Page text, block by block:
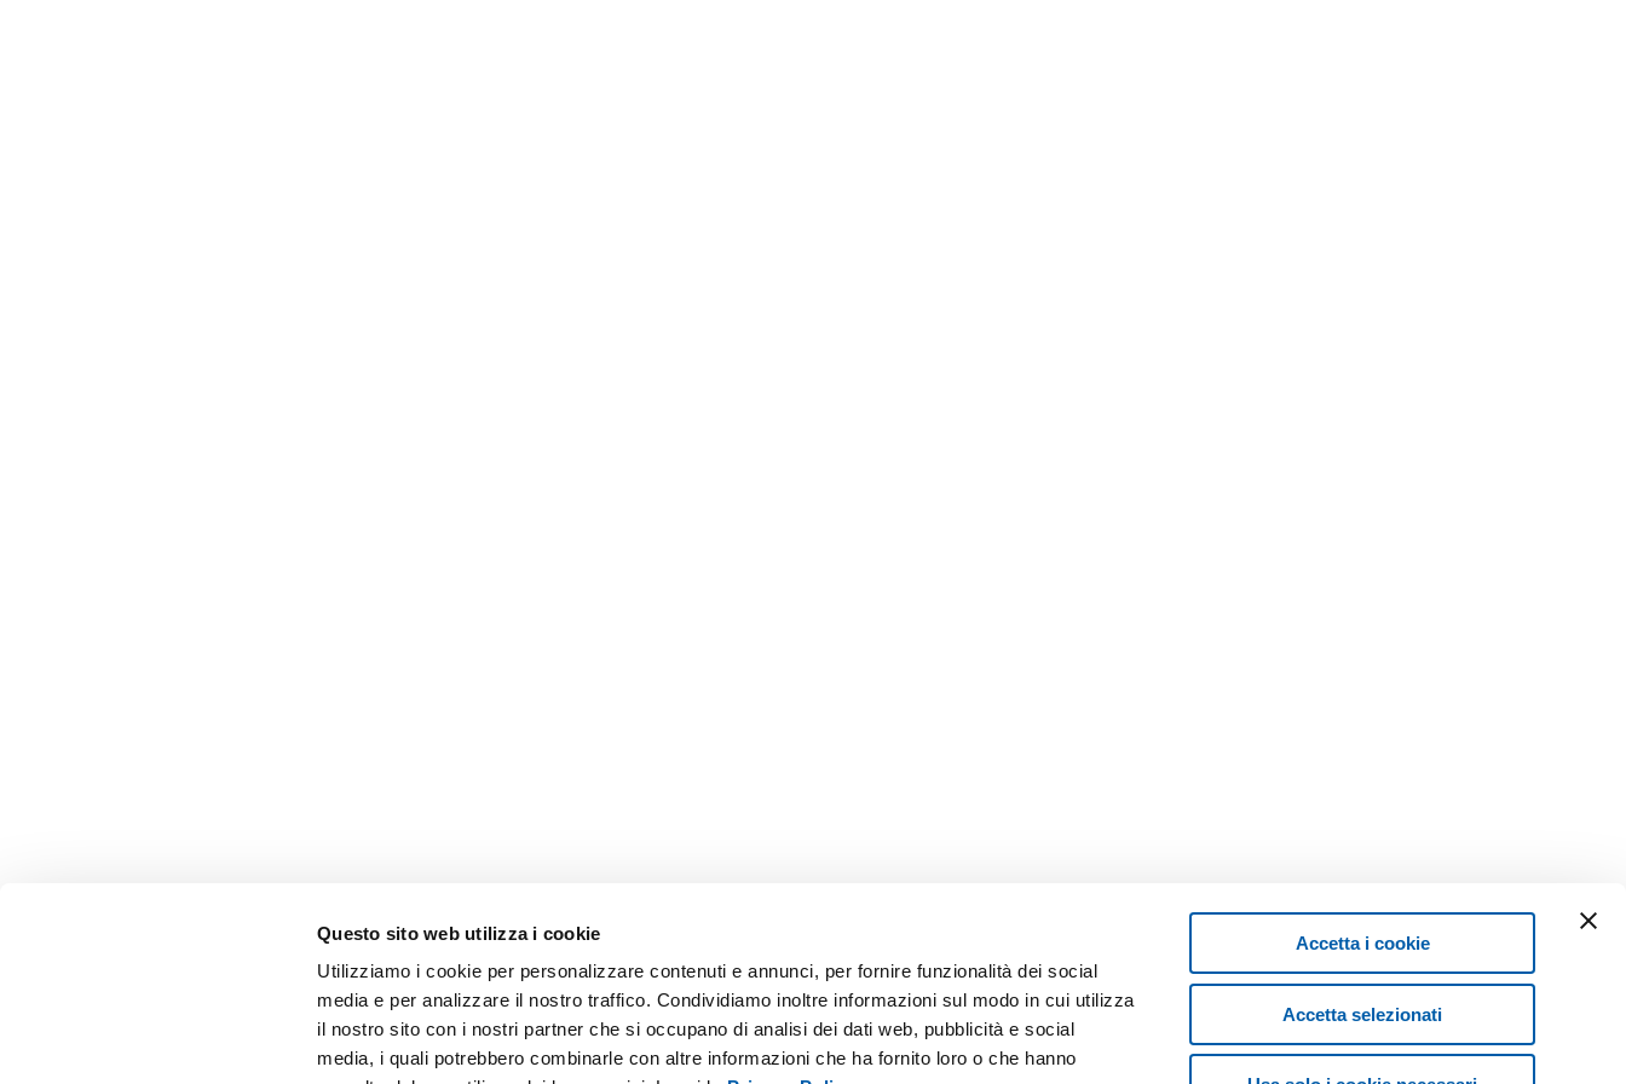
Questo sito web utilizza i cookie
Utilizziamo i cookie per personalizzare contenuti e annunci, per fornire funzionalità dei social
media e per analizzare il nostro traffico. Condividiamo inoltre informazioni sul modo in cui utilizza
il nostro sito con i nostri partner che si occupano di analisi dei dati web, pubblicità e social
media, i quali potrebbero combinarle con altre informazioni che ha fornito loro o che hanno
Accetta i cookie
Accetta selezionati